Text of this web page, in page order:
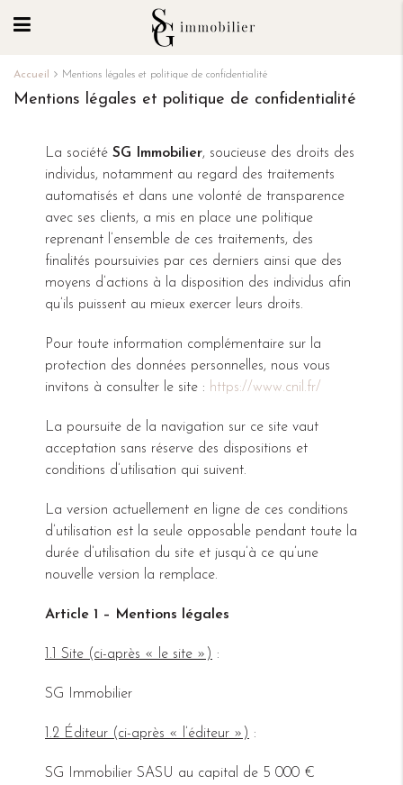
Accueil Mentions légales et politique de confidentialité
Mentions légales et politique de confidentialité
La société SG Immobilier, soucieuse des droits des
individus, notamment au regard des traitements
automatisés et dans une volonté de transparence
avec ses clients, a mis en place une politique
reprenant l’ensemble de ces traitements, des
finalités poursuivies par ces derniers ainsi que des
moyens d’actions à la disposition des individus afin
qu’ils puissent au mieux exercer leurs droits.
Pour toute information complémentaire sur la
protection des données personnelles, nous vous
invitons à consulter le site : https://www.cnil.fr/
La poursuite de la navigation sur ce site vaut
acceptation sans réserve des dispositions et
conditions d’utilisation qui suivent.
La version actuellement en ligne de ces conditions
d’utilisation est la seule opposable pendant toute la
durée d’utilisation du site et jusqu’à ce qu’une
nouvelle version la remplace.
Article 1 – Mentions légales
1.1 Site (ci-après « le site ») :
SG Immobilier
1.2 Éditeur (ci-après « l’éditeur ») :
SG Immobilier SASU au capital de 5 000 €